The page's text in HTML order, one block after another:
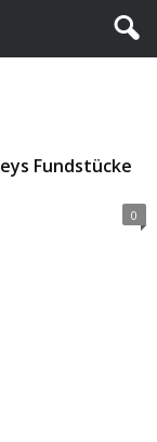
Fundstücke
0